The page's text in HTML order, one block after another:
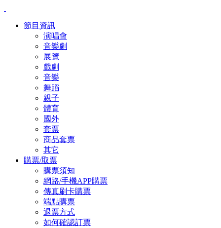
節目資訊
演唱會
音樂劇
展覽
戲劇
音樂
舞蹈
親子
體育
國外
套票
商品套票
其它
購票/取票
購票須知
網路/手機APP購票
傳真刷卡購票
端點購票
退票方式
如何確認訂票